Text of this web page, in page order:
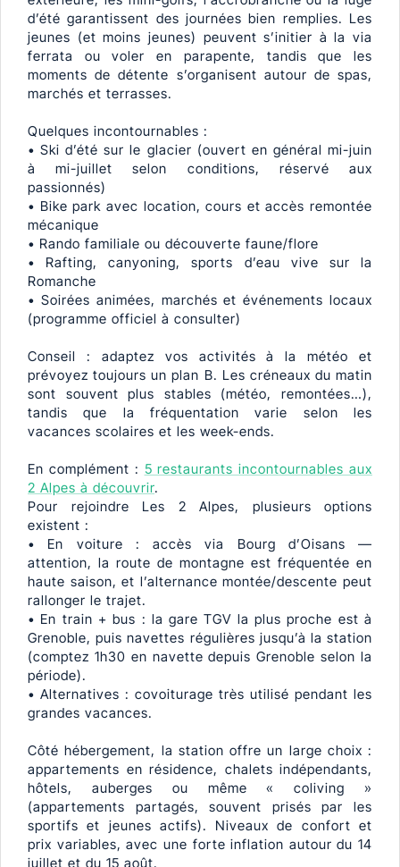
d’été garantissent des journées bien remplies. Les
jeunes (et moins jeunes) peuvent s’initier à la via
ferrata ou voler en parapente, tandis que les
moments de détente s’organisent autour de spas,
marchés et terrasses.
Quelques incontournables :
• Ski d’été sur le glacier (ouvert en général mi-juin
à mi-juillet selon conditions, réservé aux
passionnés)
• Bike park avec location, cours et accès remontée
mécanique
• Rando familiale ou découverte faune/flore
• Rafting, canyoning, sports d’eau vive sur la
Romanche
• Soirées animées, marchés et événements locaux
(programme officiel à consulter)
Conseil : adaptez vos activités à la météo et
prévoyez toujours un plan B. Les créneaux du matin
sont souvent plus stables (météo, remontées…),
tandis que la fréquentation varie selon les
vacances scolaires et les week-ends.
En complément : 5 restaurants incontournables aux
2 Alpes à découvrir.
Pour rejoindre Les 2 Alpes, plusieurs options
existent :
• En voiture : accès via Bourg d’Oisans —
attention, la route de montagne est fréquentée en
haute saison, et l’alternance montée/descente peut
rallonger le trajet.
• En train + bus : la gare TGV la plus proche est à
Grenoble, puis navettes régulières jusqu’à la station
(comptez 1h30 en navette depuis Grenoble selon la
période).
• Alternatives : covoiturage très utilisé pendant les
grandes vacances.
Côté hébergement, la station offre un large choix :
appartements en résidence, chalets indépendants,
hôtels, auberges ou même « coliving »
(appartements partagés, souvent prisés par les
sportifs et jeunes actifs). Niveaux de confort et
prix variables, avec une forte inflation autour du 14
juillet et du 15 août.